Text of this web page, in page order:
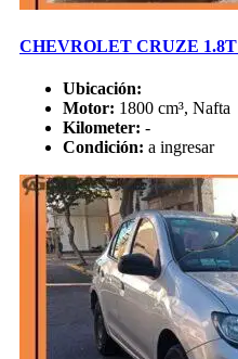
CHEVROLET CRUZE
Ubicación:
Motor: 1800 cm³, Nafta
Kilometer: -
Condición: a ingresar